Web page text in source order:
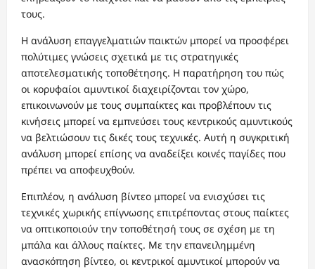
τους.
Η ανάλυση επαγγελματιών παικτών μπορεί να προσφέρει
πολύτιμες γνώσεις σχετικά με τις στρατηγικές
αποτελεσματικής τοποθέτησης. Η παρατήρηση του πώς
οι κορυφαίοι αμυντικοί διαχειρίζονται τον χώρο,
επικοινωνούν με τους συμπαίκτες και προβλέπουν τις
κινήσεις μπορεί να εμπνεύσει τους κεντρικούς αμυντικούς
να βελτιώσουν τις δικές τους τεχνικές. Αυτή η συγκριτική
ανάλυση μπορεί επίσης να αναδείξει κοινές παγίδες που
πρέπει να αποφευχθούν.
Επιπλέον, η ανάλυση βίντεο μπορεί να ενισχύσει τις
τεχνικές χωρικής επίγνωσης επιτρέποντας στους παίκτες
να οπτικοποιούν την τοποθέτησή τους σε σχέση με τη
μπάλα και άλλους παίκτες. Με την επανειλημμένη
ανασκόπηση βίντεο, οι κεντρικοί αμυντικοί μπορούν να